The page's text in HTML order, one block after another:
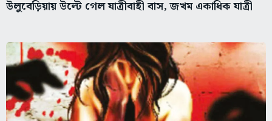
উলুবেড়িয়ায় উল্টে গেল যাত্রীবাহী বাস, জখম একাধিক যাত্রী